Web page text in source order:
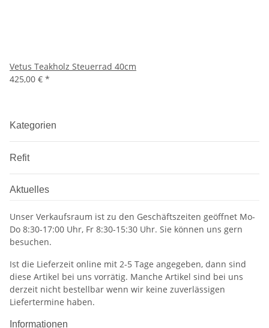
Vetus Teakholz Steuerrad 40cm
425,00 € *
Kategorien
Refit
Aktuelles
Unser Verkaufsraum ist zu den Geschäftszeiten geöffnet Mo-
Do 8:30-17:00 Uhr, Fr 8:30-15:30 Uhr. Sie können uns gern
besuchen.
Ist die Lieferzeit online mit 2-5 Tage angegeben, dann sind
diese Artikel bei uns vorrätig. Manche Artikel sind bei uns
derzeit nicht bestellbar wenn wir keine zuverlässigen
Liefertermine haben.
Informationen